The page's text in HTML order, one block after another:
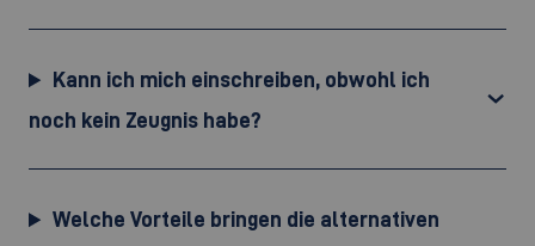
Kann ich mich einschreiben, obwohl ich
noch kein Zeugnis habe?
Welche Vorteile bringen die alternativen